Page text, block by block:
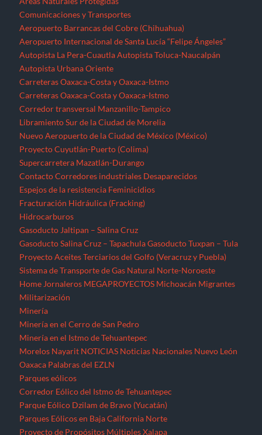
Comunicaciones y Transportes
Aeropuerto Barrancas del Cobre (Chihuahua)
Aeropuerto Internacional de Santa Lucía “Felipe Ángeles”
Autopista La Pera-Cuautla Autopista Toluca-Naucalpán
Autopista Urbana Oriente
Carreteras Oaxaca-Costa y Oaxaca-Istmo
Carreteras Oaxaca-Costa y Oaxaca-Istmo
Corredor transversal Manzanillo-Tampico
Libramiento Sur de la Ciudad de Morelia
Nuevo Aeropuerto de la Ciudad de México (México)
Proyecto Cuyutlán-Puerto (Colima)
Supercarretera Mazatlán-Durango
Contacto Corredores industriales Desaparecidos
Espejos de la resistencia Feminicidios
Fracturación Hidráulica (Fracking)
Hidrocarburos
Gasoducto Jaltipan – Salina Cruz
Gasoducto Salina Cruz – Tapachula Gasoducto Tuxpan – Tula
Proyecto Aceites Terciarios del Golfo (Veracruz y Puebla)
Sistema de Transporte de Gas Natural Norte-Noroeste
Home Jornaleros MEGAPROYECTOS Michoacán Migrantes
Militarización
Minería
Minería en el Cerro de San Pedro
Minería en el Istmo de Tehuantepec
Morelos Nayarit NOTICIAS Noticias Nacionales Nuevo León
Oaxaca Palabras del EZLN
Parques eólicos
Corredor Eólico del Istmo de Tehuantepec
Parque Eólico Dzilam de Bravo (Yucatán)
Parques Eólicos en Baja California Norte
Proyecto de Propósitos Múltiples Xalapa